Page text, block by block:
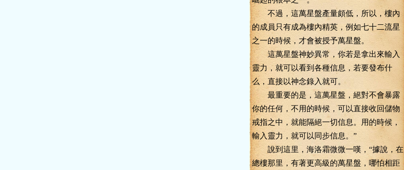
不過，這萬星盤產量頗低，所以，樓內
的成員只有成為樓內精英，例如七十二流星
之一的時候，才會被授予萬星盤。
這萬星盤神妙異常，你若是拿出來輸入
靈力，就可以看到各種信息，若要發布什
么，直接以神念錄入就可。
最重要的是，這萬星盤，絕對不會暴露
你的任何，不用的時候，可以直接收回儲物
戒指之中，就能隔絕一切信息。用的時候，
輸入靈力，就可以同步信息。”
說到這里，海洛霜微微一嘆，“據說，在
總樓那里，有著更高級的萬星盤，哪怕相距